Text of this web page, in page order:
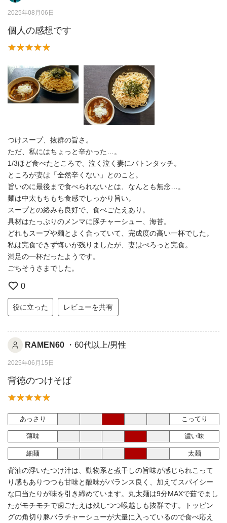
2025年08月06日
個人の感想です
つけスープ、抜群の旨さ。
ただ、私にはちょっと辛かった…。
1/3ほど食べたところで、泣く泣く妻にバトンタッチ。
ところが妻は「全然辛くない」とのこと。
旨いのに最後まで食べられないとは、なんとも無念…。
麺は中太もちもち食感でしっかり旨い。
スープとの絡みも良好で、食べごたえあり。
具材はたっぷりのメンマに豚チャーシュー、海苔。
どれもスープや麺とよく合っていて、完成度の高い一杯でした。
私は完食できず悔いが残りましたが、妻はぺろっと完食。
満足の一杯だったようです。
ごちそうさまでした。
0
役に立った レビューを共有
RAMEN60 ・60代以上/男性
2025年06月15日
背徳のつけそば
あっさり こってり
薄味 濃い味
細麺 太麺
背油の浮いたつけ汁は、動物系と煮干しの旨味が感じられこって
り感もありつつも甘味と酸味がバランス良く、加えてスパイシー
な口当たりが味を引き締めています。丸太麺は9分MAXで茹でまし
たがモチモチで歯ごたえは残しつつ喉越しも抜群です。トッピン
グの角切り豚バラチャーシューが大量に入っているので食べ応え